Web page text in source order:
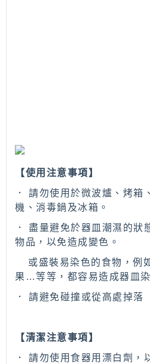
【使用注意事項】
． 請勿使用於微波爐、烤箱
機、消毒鍋及冰箱。
． 盡量避免於器皿潮濕的狀
物品，以免造成變色。
或盛裝易染色的食物，例
果 …等等，都容易造成器皿
． 請避免碰撞或從高處掉落
【清潔注意事項】
． 請勿使用食器用漂白劑，